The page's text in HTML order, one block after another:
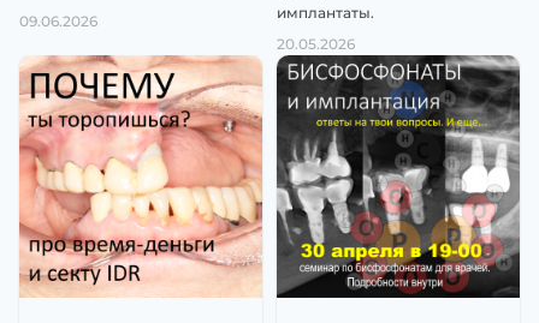
09.06.2026
имплантаты.
20.05.2026